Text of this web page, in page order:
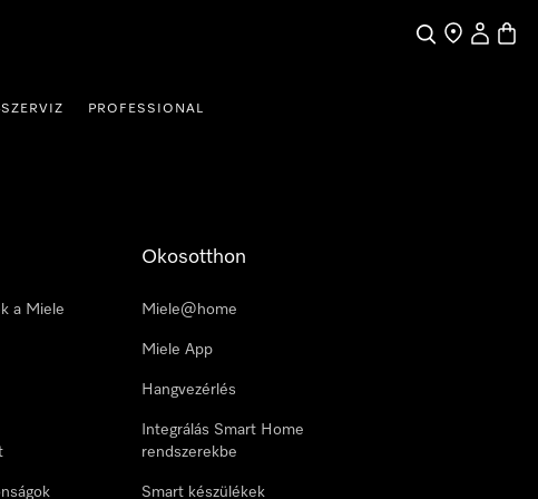
KeresesÜzletkereső
Saját profil
SZERVIZ PROFESSIONAL
a Miele
Okosotthon
Miele@home
Miele App
Hangvezérlés
Integrálás Smart Home
rendszerekbe
Smart készülékek